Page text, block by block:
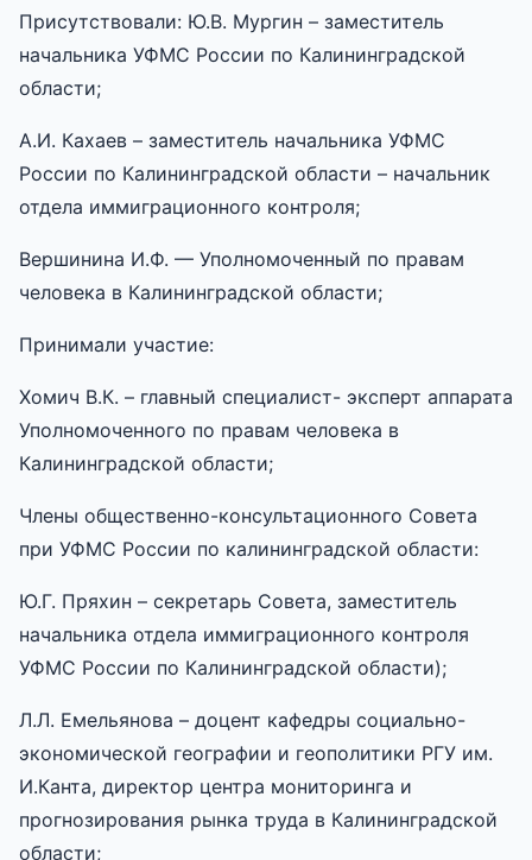
Присутствовали: Ю.В. Мургин – заместитель
начальника УФМС России по Калининградской
области;
А.И. Кахаев – заместитель начальника УФМС
России по Калининградской области – начальник
отдела иммиграционного контроля;
Вершинина И.Ф. — Уполномоченный по правам
человека в Калининградской области;
Принимали участие:
Хомич В.К. – главный специалист- эксперт аппарата
Уполномоченного по правам человека в
Калининградской области;
Члены общественно-консультационного Совета
при УФМС России по калининградской области:
Ю.Г. Пряхин – секретарь Совета, заместитель
начальника отдела иммиграционного контроля
УФМС России по Калининградской области);
Л.Л. Емельянова – доцент кафедры социально-
экономической географии и геополитики РГУ им.
И.Канта, директор центра мониторинга и
прогнозирования рынка труда в Калининградской
области;